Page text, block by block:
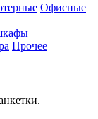
Офисные
Прочее